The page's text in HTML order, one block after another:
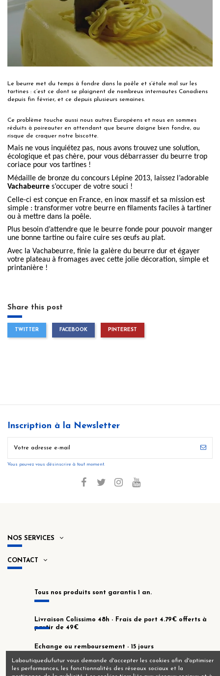
Le beurre met du temps à fondre dans la poêle et s’étale mal sur les
tartines : c’est ce dont se plaignent de nombreux internautes Canadiens
depuis fin février, et ce depuis plusieurs semaines.
Ce problème touche aussi nous autres Européens et nous en sommes
réduits à poireauter en attendant que beurre daigne bien fondre, au
risque de craquer notre biscotte.
Mais ne vous inquiétez pas, nous avons trouvez une solution,
écologique et pas chère, pour vous débarrasser du beurre trop
coriace pour vos tartines !
Médaille de bronze du concours Lépine 2013, laissez l’adorable
Vachabeurre s’occuper de votre souci !
Celle-ci est conçue en France, en inox massif et sa mission est
simple : transformer votre beurre en filaments faciles à tartiner
ou à mettre dans la poêle.
Plus besoin d’attendre que le beurre fonde pour pouvoir manger
une bonne tartine ou faire cuire ses œufs au plat.
Avec la Vachabeurre, finie la galère du beurre dur et égayer
votre plateau à fromages avec cette jolie décoration, simple et
printanière !
Share this post
TWITTER FACEBOOK PINTEREST
Inscription à la Newsletter
Vous pouvez vous désinscrire à tout moment.
NOS SERVICES
CONTACT
Tous nos produits sont garantis 1 an.
Livraison Colissimo 48h - Frais de port 4.79€ offerts à
partir de 49€
Echange ou remboursement - 15 jours
En stock dans notre atelier de Montrouge !
Laboutiquedufutur vous demande d'accepter les cookies afin d'optimiser
les performances, les fonctionnalités des réseaux sociaux et la